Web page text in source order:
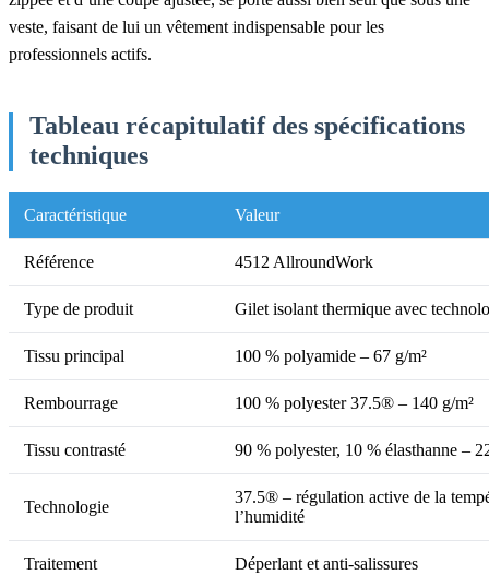
veste, faisant de lui un vêtement indispensable pour les
professionnels actifs.
Tableau récapitulatif des spécifications
techniques
Caractéristique Valeur
Référence 4512 AllroundWork
Type de produit Gilet isolant thermique avec
Tissu principal 100 % polyamide – 67 g/m²
Rembourrage 100 % polyester 37.5® – 140 g/m²
Tissu contrasté 90 % polyester, 10 % élasthanne –
Technologie
37.5® – régulation active de la
l’humidité
Traitement Déperlant et anti-salissures